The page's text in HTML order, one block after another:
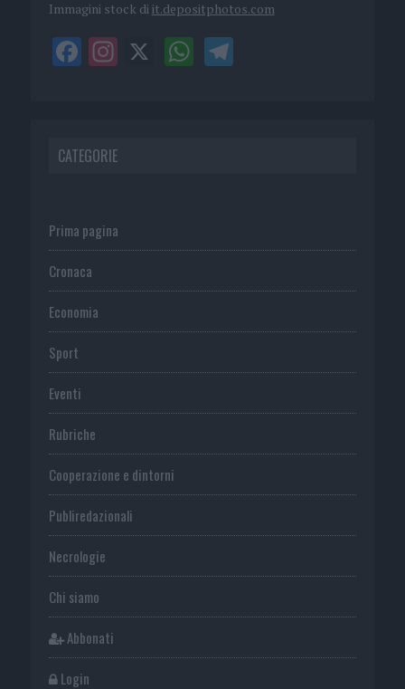
Immagini stock di it.depositphotos.com
CATEGORIE
Prima pagina
Cronaca
Economia
Sport
Eventi
Rubriche
Cooperazione e dintorni
Publiredazionali
Necrologie
Chi siamo
Abbonati
Login